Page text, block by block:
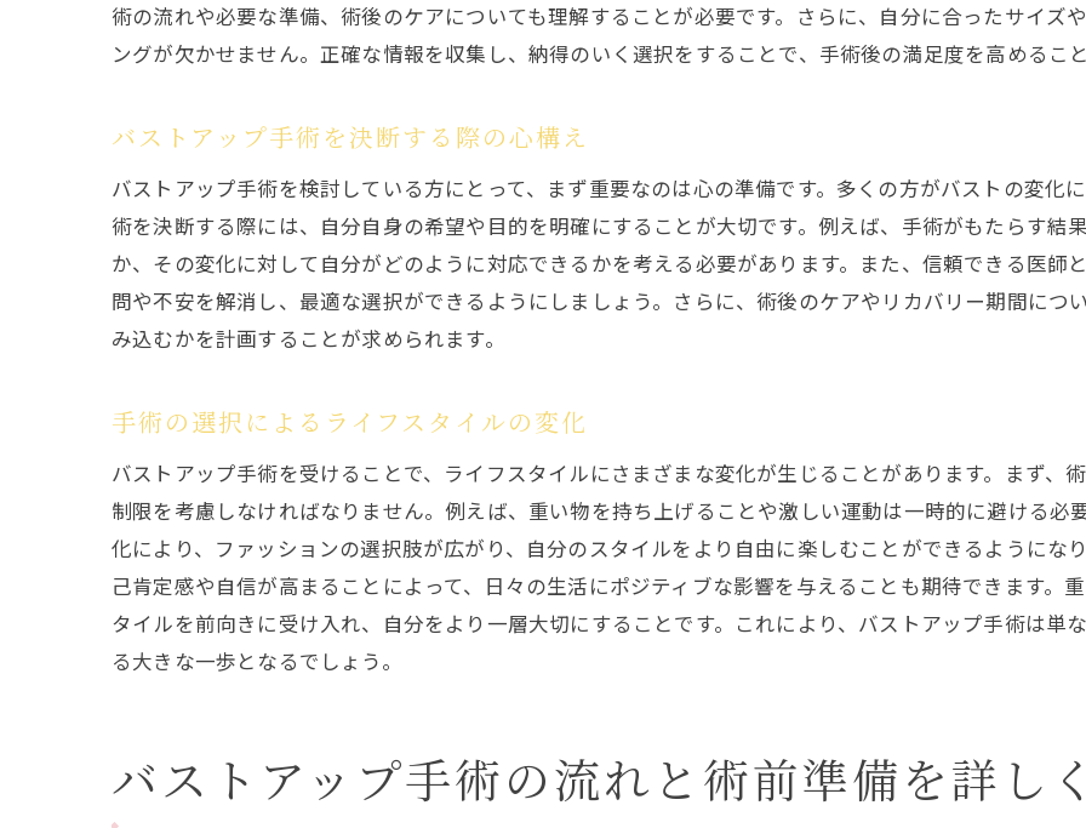
手術の長所と短所を知る
手術後のメリット実感のタイミング
リスクとリターンを理解する
自分に合った手術法を見つけるポイント
年齢や出産後のバスト変化に対応する手術の選び方
出産後におすすめのバストアップ手術
ライフステージに合った手術時期の見極め方
出産経験のある女性に適した手術法
信頼できるバストアップ手術のためのクリニック選び
クリニック選びのポイントと注意点
クリニック選びで重視すべき要素
術の流れや必要な準備、術後のケアについても理解することが必要です。さらに、自分に合ったサイズ
ングが欠かせません。正確な情報を収集し、納得のいく選択をすることで、手術後の満足度を高めるこ
バストアップ手術を決断する際の心構え
バストアップ手術を検討している方にとって、まず重要なのは心の準備です。多くの方がバストの変化
術を決断する際には、自分自身の希望や目的を明確にすることが大切です。例えば、手術がもたらす結
か、その変化に対して自分がどのように対応できるかを考える必要があります。また、信頼できる医師
問や不安を解消し、最適な選択ができるようにしましょう。さらに、術後のケアやリカバリー期間につ
み込むかを計画することが求められます。
手術の選択によるライフスタイルの変化
バストアップ手術を受けることで、ライフスタイルにさまざまな変化が生じることがあります。まず、
制限を考慮しなければなりません。例えば、重い物を持ち上げることや激しい運動は一時的に避ける必
化により、ファッションの選択肢が広がり、自分のスタイルをより自由に楽しむことができるようにな
己肯定感や自信が高まることによって、日々の生活にポジティブな影響を与えることも期待できます。
タイルを前向きに受け入れ、自分をより一層大切にすることです。これにより、バストアップ手術は単
る大きな一歩となるでしょう。
バストアップ手術の流れと術前準備を詳し